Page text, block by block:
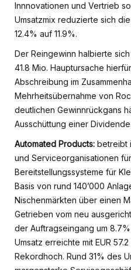
Innnovationen und Vertrieb
Umsatzmix reduzierte sich
12.4% auf 11.9%.
Der Reingewinn halbierte
41.8 Mio. Hauptursache
Abschreibung im
Mehrheitsübernahme von
deutlichen Gewinnrückgans
Ausschüttung einer
Automated Products: betreibt
und Serviceorganisationen
Bereitstellungssysteme für
Basis von rund 140’000
Nischenmärkten über einen
Getrieben vom neu
der Auftragseingang um
Umsatz erreichte mit EUR
Rekordhoch. Rund 31% des